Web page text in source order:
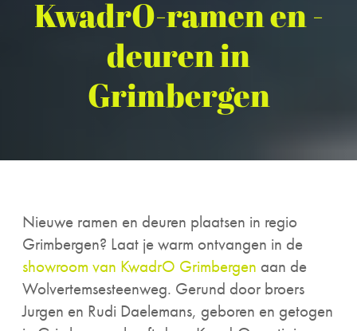
KwadrO-ramen en -
deuren in
Grimbergen
Nieuwe ramen en deuren plaatsen in regio
Grimbergen? Laat je warm ontvangen in de
showroom van KwadrO Grimbergen aan de
Wolvertemsesteenweg. Gerund door broers
Jurgen en Rudi Daelemans, geboren en getogen